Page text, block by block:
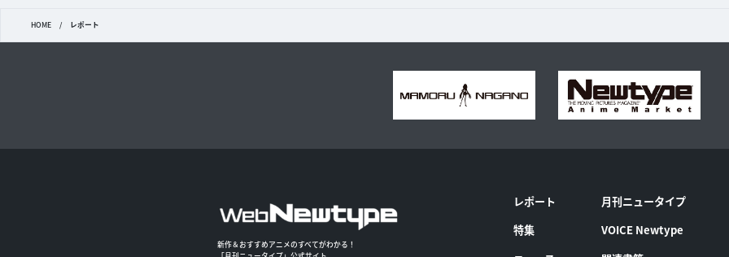
HOME / レポート
新作＆おすすめアニメのすべてがわかる！
レポート
特集
月刊ニュータイプ
VOICE Newtype